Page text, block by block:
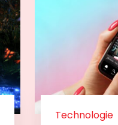
Technologie